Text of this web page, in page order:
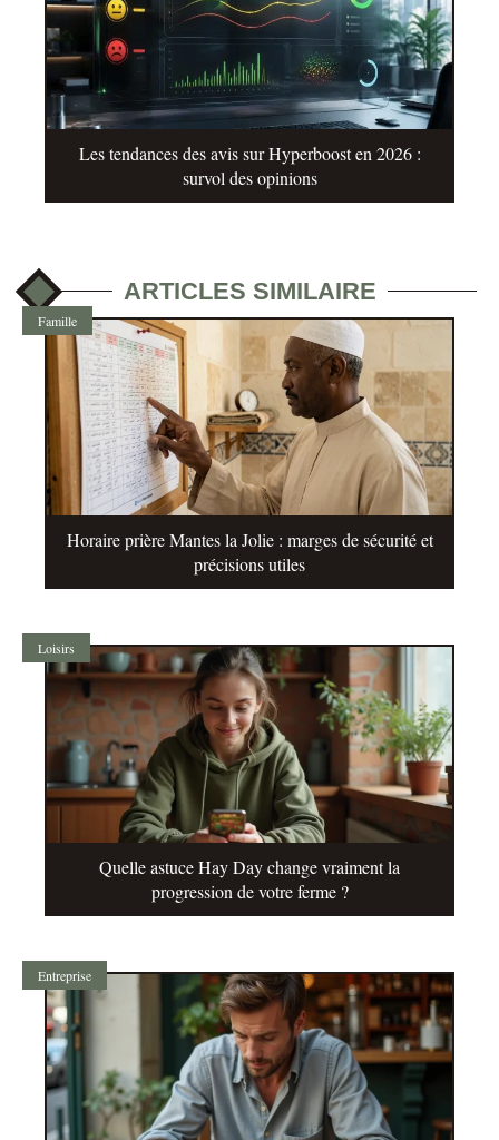
Les tendances des avis sur Hyperboost en 2026 :
survol des opinions
ARTICLES SIMILAIRE
Famille
Horaire prière Mantes la Jolie : marges de sécurité et
précisions utiles
Loisirs
Quelle astuce Hay Day change vraiment la
progression de votre ferme ?
Entreprise